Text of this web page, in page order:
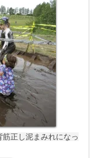
正し泥まみれになっ